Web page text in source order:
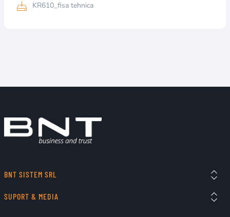
KR610_fisa tehnica
BNT SISTEM SRL
SUPORT & MEDIA